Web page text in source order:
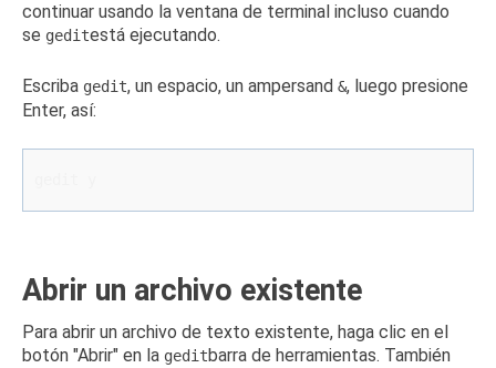
continuar usando la ventana de terminal incluso cuando
se geditestá ejecutando.
Escriba gedit, un espacio, un ampersand &, luego presione
Enter, así:
Abrir un archivo existente
Para abrir un archivo de texto existente, haga clic en el
botón "Abrir" en la geditbarra de herramientas. También